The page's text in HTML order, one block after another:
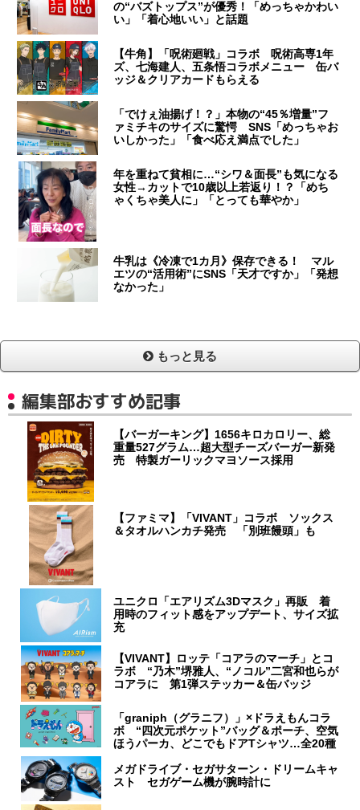
の“バズトップス”が優秀！「めっちゃかわい
い」「着心地いい」と話題
【牛角】「呪術廻戦」コラボ 呪術高専1年
ズ、七海建人、五条悟コラボメニュー 缶バ
ッジ＆クリアカードもらえる
「でけぇ油揚げ！？」本物の“45％増量”フ
ァミチキのサイズに驚愕 SNS「めっちゃお
いしかった」「食べ応え満点でした」
年を重ねて貧相に…“シワ＆面長”も気になる
女性→カットで10歳以上若返り！？「めち
ゃくちゃ美人に」「とっても華やか」
牛乳は《冷凍で1カ月》保存できる！ マル
エツの“活用術”にSNS「天才ですか」「発想
なかった」
もっと見る
編集部おすすめ記事
【バーガーキング】1656キロカロリー、総
重量527グラム…超大型チーズバーガー新発
売 特製ガーリックマヨソース採用
【ファミマ】「VIVANT」コラボ ソックス
＆タオルハンカチ発売 「別班饅頭」も
ユニクロ「エアリズム3Dマスク」再販 着
用時のフィット感をアップデート、サイズ拡
充
【VIVANT】ロッテ「コアラのマーチ」とコ
ラボ “乃木”堺雅人、“ノコル”二宮和也らが
コアラに 第1弾ステッカー＆缶バッジ
「graniph（グラニフ）」×ドラえもんコラ
ボ “四次元ポケット”バッグ＆ポーチ、空気
ほうパーカ、どこでもドアTシャツ…全20種
メガドライブ・セガサターン・ドリームキャ
スト セガゲーム機が腕時計に